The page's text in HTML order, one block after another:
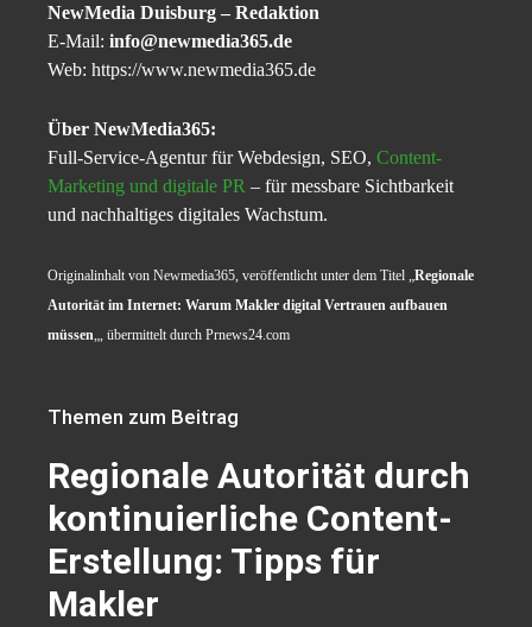
NewMedia Duisburg – Redaktion
E-Mail: info@newmedia365.de
Web: https://www.newmedia365.de
Über NewMedia365:
Full-Service-Agentur für Webdesign, SEO, Content-
Marketing und digitale PR – für messbare Sichtbarkeit
und nachhaltiges digitales Wachstum.
Originalinhalt von Newmedia365, veröffentlicht unter dem Titel „Regionale
Autorität im Internet: Warum Makler digital Vertrauen aufbauen
müssen„, übermittelt durch Prnews24.com
Themen zum Beitrag
Regionale Autorität durch
kontinuierliche Content-
Erstellung: Tipps für
Makler